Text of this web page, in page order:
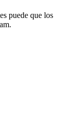
puede que los